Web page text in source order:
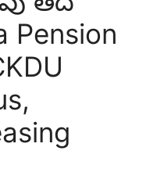
Pension